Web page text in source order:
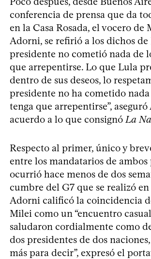
conferencia de prensa que da
en la Casa Rosada, el vocero de
Adorni, se refirió a los dichos de
presidente no cometió nada de
que arrepentirse. Lo que Lula
dentro de sus deseos, lo
presidente no ha cometido
tenga que arrepentirse”,
acuerdo a lo que consignó La
Respecto al primer, único y
entre los mandatarios de ambos
ocurrió hace menos de dos
cumbre del G7 que se realizó
Adorni calificó la coincidencia
Milei como un “encuentro
saludaron cordialmente como
dos presidentes de dos
más para decir”, expresó el